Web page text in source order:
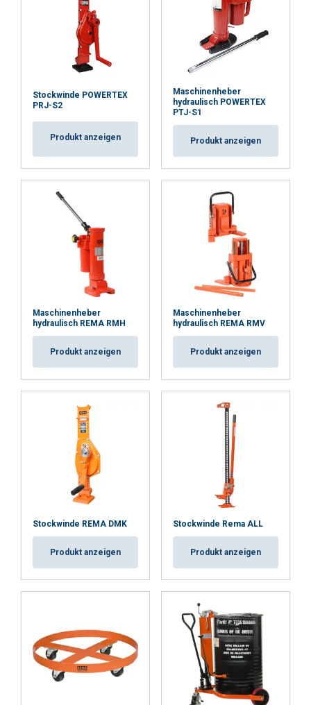
Stockwinde POWERTEX
PRJ-S2
Produkt anzeigen
Maschinenheber
hydraulisch POWERTEX
PTJ-S1
Produkt anzeigen
Maschinenheber
hydraulisch REMA RMH
Produkt anzeigen
Maschinenheber
hydraulisch REMA RMV
Produkt anzeigen
Stockwinde REMA DMK
Produkt anzeigen
Stockwinde Rema ALL
Produkt anzeigen
Funktionalität Unklassifizierte
ALLE ABLEHNEN
DETAILS ANZEIGEN